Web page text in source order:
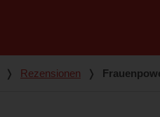
❭ Rezensionen ❭